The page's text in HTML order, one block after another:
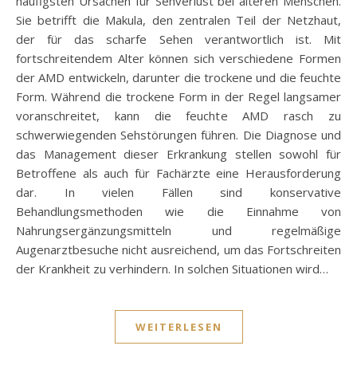
Sie betrifft die Makula, den zentralen Teil der Netzhaut,
der für das scharfe Sehen verantwortlich ist. Mit
fortschreitendem Alter können sich verschiedene Formen
der AMD entwickeln, darunter die trockene und die feuchte
Form. Während die trockene Form in der Regel langsamer
voranschreitet, kann die feuchte AMD rasch zu
schwerwiegenden Sehstörungen führen. Die Diagnose und
das Management dieser Erkrankung stellen sowohl für
Betroffene als auch für Fachärzte eine Herausforderung
dar. In vielen Fällen sind konservative
Behandlungsmethoden wie die Einnahme von
Nahrungsergänzungsmitteln und regelmäßige
Augenarztbesuche nicht ausreichend, um das Fortschreiten
der Krankheit zu verhindern. In solchen Situationen wird…
WEITERLESEN